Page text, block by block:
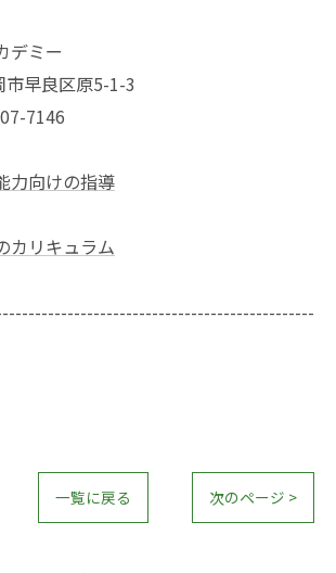
デミー
早良区原5-1-3
7146
力向けの指導
カリキュラム
一覧に戻る 次のページ >